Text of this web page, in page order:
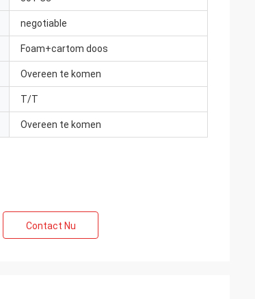
negotiable
Foam+cartom doos
Overeen te komen
T/T
Overeen te komen
Contact Nu